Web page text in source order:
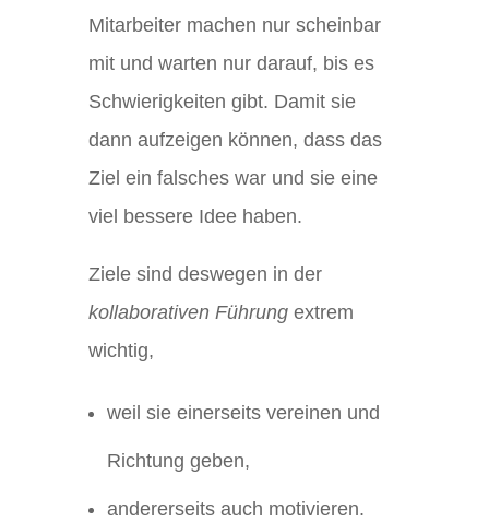
Mitarbeiter machen nur scheinbar
mit und warten nur darauf, bis es
Schwierigkeiten gibt. Damit sie
dann aufzeigen können, dass das
Ziel ein falsches war und sie eine
viel bessere Idee haben.
Ziele sind deswegen in der
kollaborativen Führung extrem
wichtig,
weil sie einerseits vereinen und
Richtung geben,
andererseits auch motivieren.